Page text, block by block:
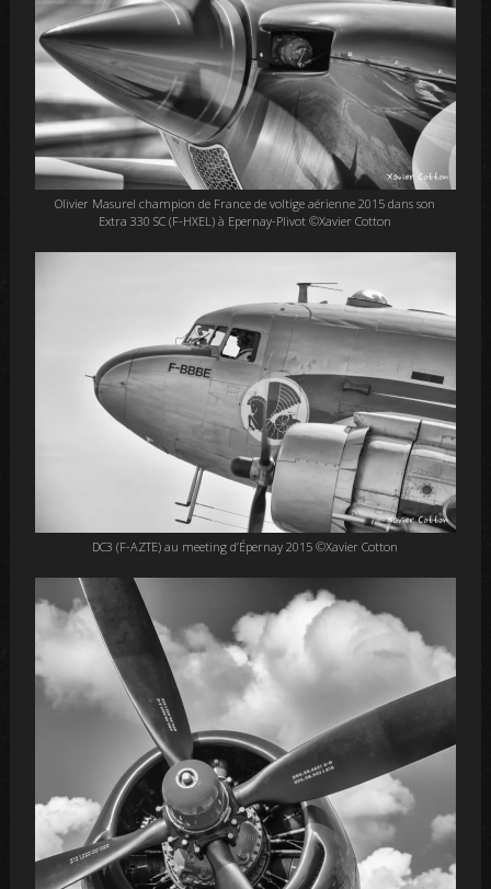
Olivier Masurel champion de France de voltige aérienne 2015 dans son
Extra 330 SC (F-HXEL) à Epernay-Plivot ©Xavier Cotton
DC3 (F-AZTE) au meeting d’Épernay 2015 ©Xavier Cotton